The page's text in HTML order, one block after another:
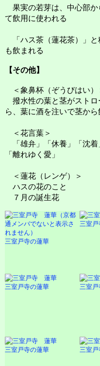
果実の若芽は、中心部か
て飲用に使われる
「ハス茶（蓮花茶）」と
も飲まれる
【その他】
＜象鼻杯（ぞうびはい）
撥水性の葉と茎がストロ
ら、葉に酒を注いで茎か
＜花言葉＞
「雄弁」「休養」「沈着
「離れゆく愛」
＜蓮花（レンゲ）＞
ハスの花のこと
７月の誕生花
三室戸寺の蓮華
三室戸
三室戸寺の蓮華 三室戸
三室戸寺の蓮華 三室戸